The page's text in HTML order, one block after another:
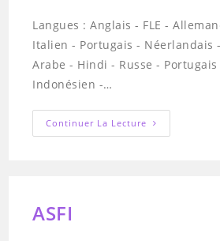
Langues : Anglais - FLE -
Italien - Portugais - Néerlandais
Arabe - Hindi - Russe -
Indonésien -…
Continuer La Lecture Inlingua
ASFI